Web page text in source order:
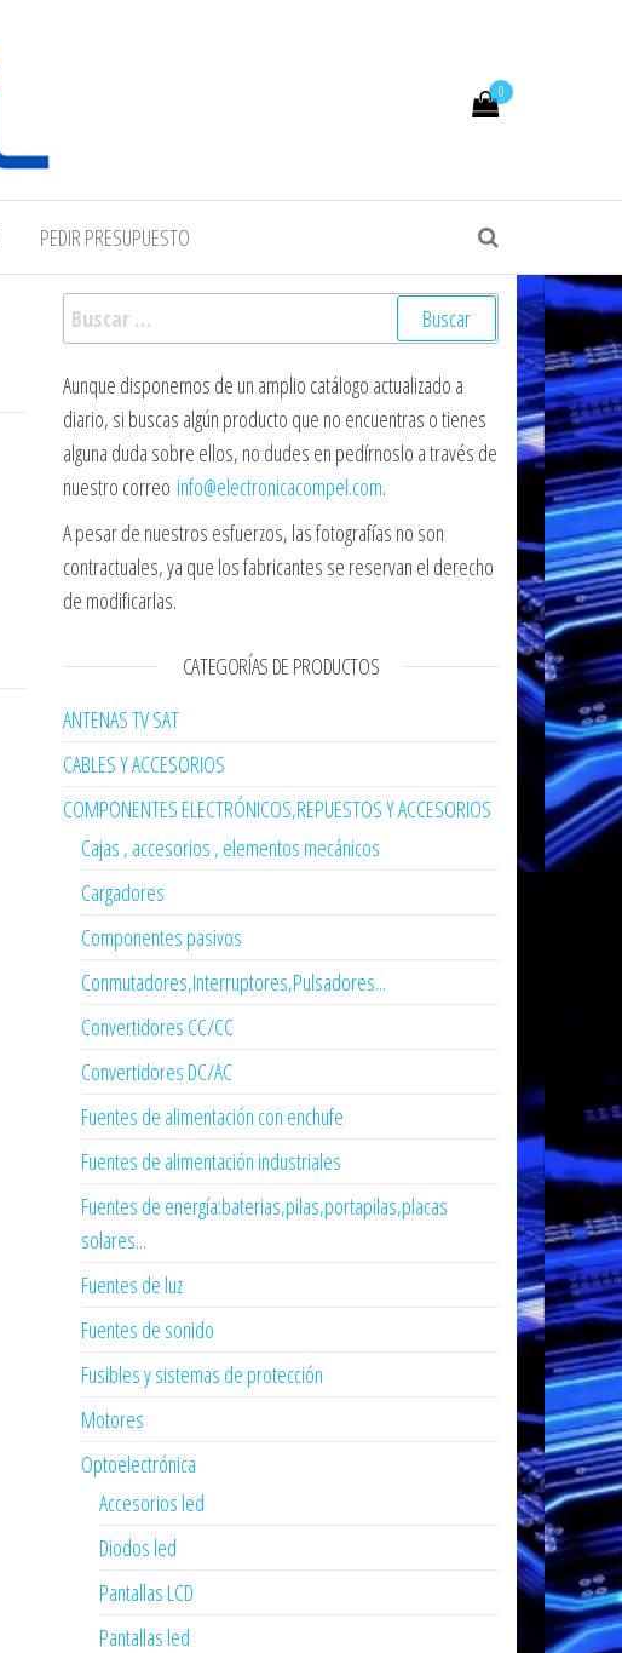
0
PEDIR PRESUPUESTO
Buscar:
Aunque disponemos de un amplio catálogo actualizado a
diario, si buscas algún producto que no encuentras o tienes
alguna duda sobre ellos, no dudes en pedírnoslo a través de
nuestro correo info@electronicacompel.com.
A pesar de nuestros esfuerzos, las fotografías no son
contractuales, ya que los fabricantes se reservan el derecho
de modificarlas.
CATEGORÍAS DE PRODUCTOS
ANTENAS TV SAT
CABLES Y ACCESORIOS
COMPONENTES ELECTRÓNICOS,REPUESTOS Y ACCESORIOS
Cajas , accesorios , elementos mecánicos
Cargadores
Componentes pasivos
Conmutadores,Interruptores,Pulsadores...
Convertidores CC/CC
Convertidores DC/AC
Fuentes de alimentación con enchufe
Fuentes de alimentación industriales
Fuentes de energía:baterias,pilas,portapilas,placas
solares...
Fuentes de luz
Fuentes de sonido
Fusibles y sistemas de protección
Motores
Optoelectrónica
Accesorios led
Diodos led
Pantallas LCD
Pantallas led